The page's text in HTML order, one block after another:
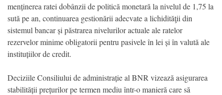
menținerea ratei dobânzii de politică monetară la nivelul de 1,75 la
sută pe an, continuarea gestionării adecvate a lichidităţii din
sistemul bancar și păstrarea nivelurilor actuale ale ratelor
rezervelor minime obligatorii pentru pasivele în lei și în valută ale
instituțiilor de credit.
Deciziile Consiliului de administrație al BNR vizează asigurarea
stabilității prețurilor pe termen mediu într-o manieră care să